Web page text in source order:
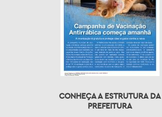
CONHEÇA A ESTRUTURA DA
PREFEITURA